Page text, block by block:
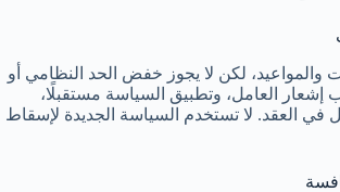
والمواعيد، لكن لا يجوز خفض الحد النظامي أو
إشعار العامل، وتطبيق السياسة مستقبلًا،
في العقد. لا تستخدم السياسة الجديدة لإسقاط